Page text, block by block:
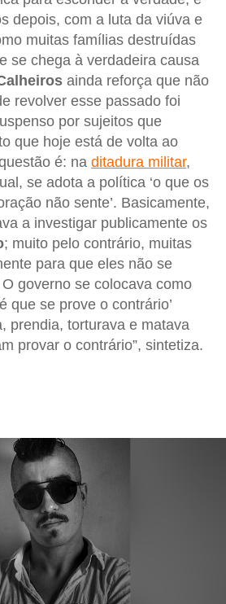
depois, com a luta da viúva e
muitas famílias destruídas
se chega à verdadeira causa
ainda reforça que não
revolver esse passado foi
por sujeitos que
que hoje está de volta ao
é: na ditadura militar,
se adota a política ‘o que os
não sente’. Basicamente,
a investigar publicamente os
; muito pelo contrário, muitas
para que eles não se
governo se colocava como
que se prove o contrário’
prendia, torturava e matava
provar o contrário”, sintetiza.